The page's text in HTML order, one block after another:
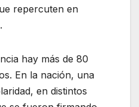
repercuten en
hay más de 80
En la nación, una
en distintos